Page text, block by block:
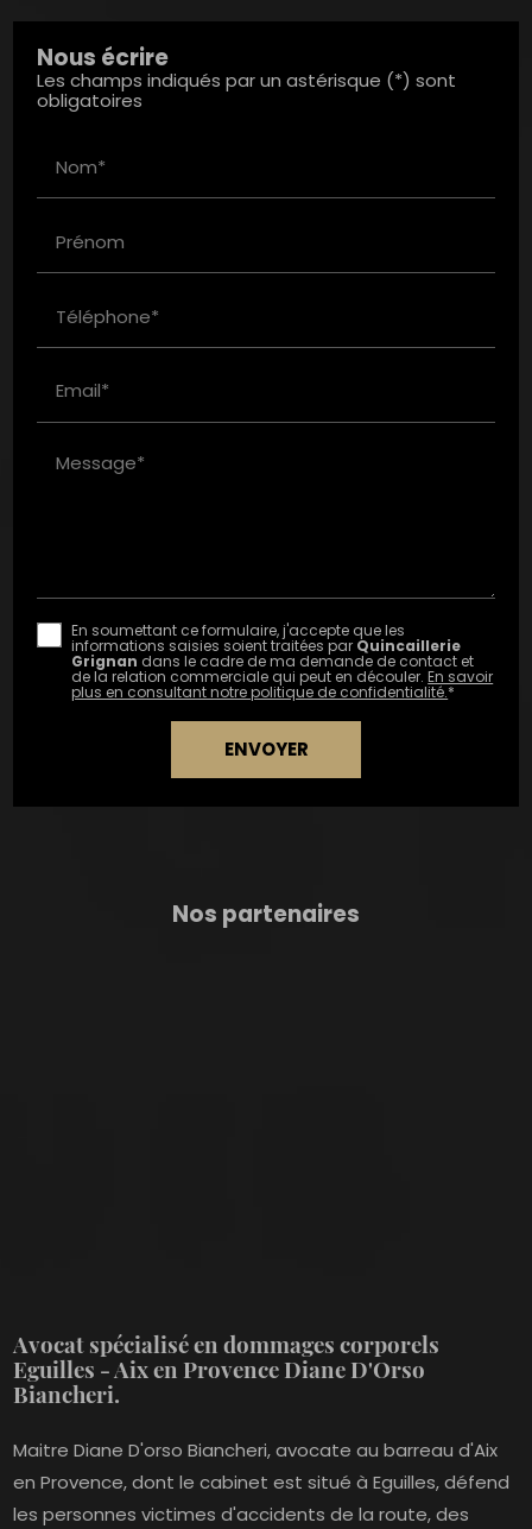
Nous écrire
Les champs indiqués par un astérisque (*) sont
obligatoires
Nom*
Prénom
Téléphone*
Email*
Message*
En soumettant ce formulaire, j'accepte que les
informations saisies soient traitées par Quincaillerie
Grignan dans le cadre de ma demande de contact et
de la relation commerciale qui peut en découler.En savoir
plus en consultant notre politique de confidentialité.*
Nos partenaires
Avocat spécialisé en dommages corporels
Eguilles - Aix en Provence Diane D'Orso
Biancheri.
Maitre Diane D'orso Biancheri, avocate au barreau d'Aix
en Provence, dont le cabinet est situé à Eguilles, défend
les personnes victimes d'accidents de la route, des